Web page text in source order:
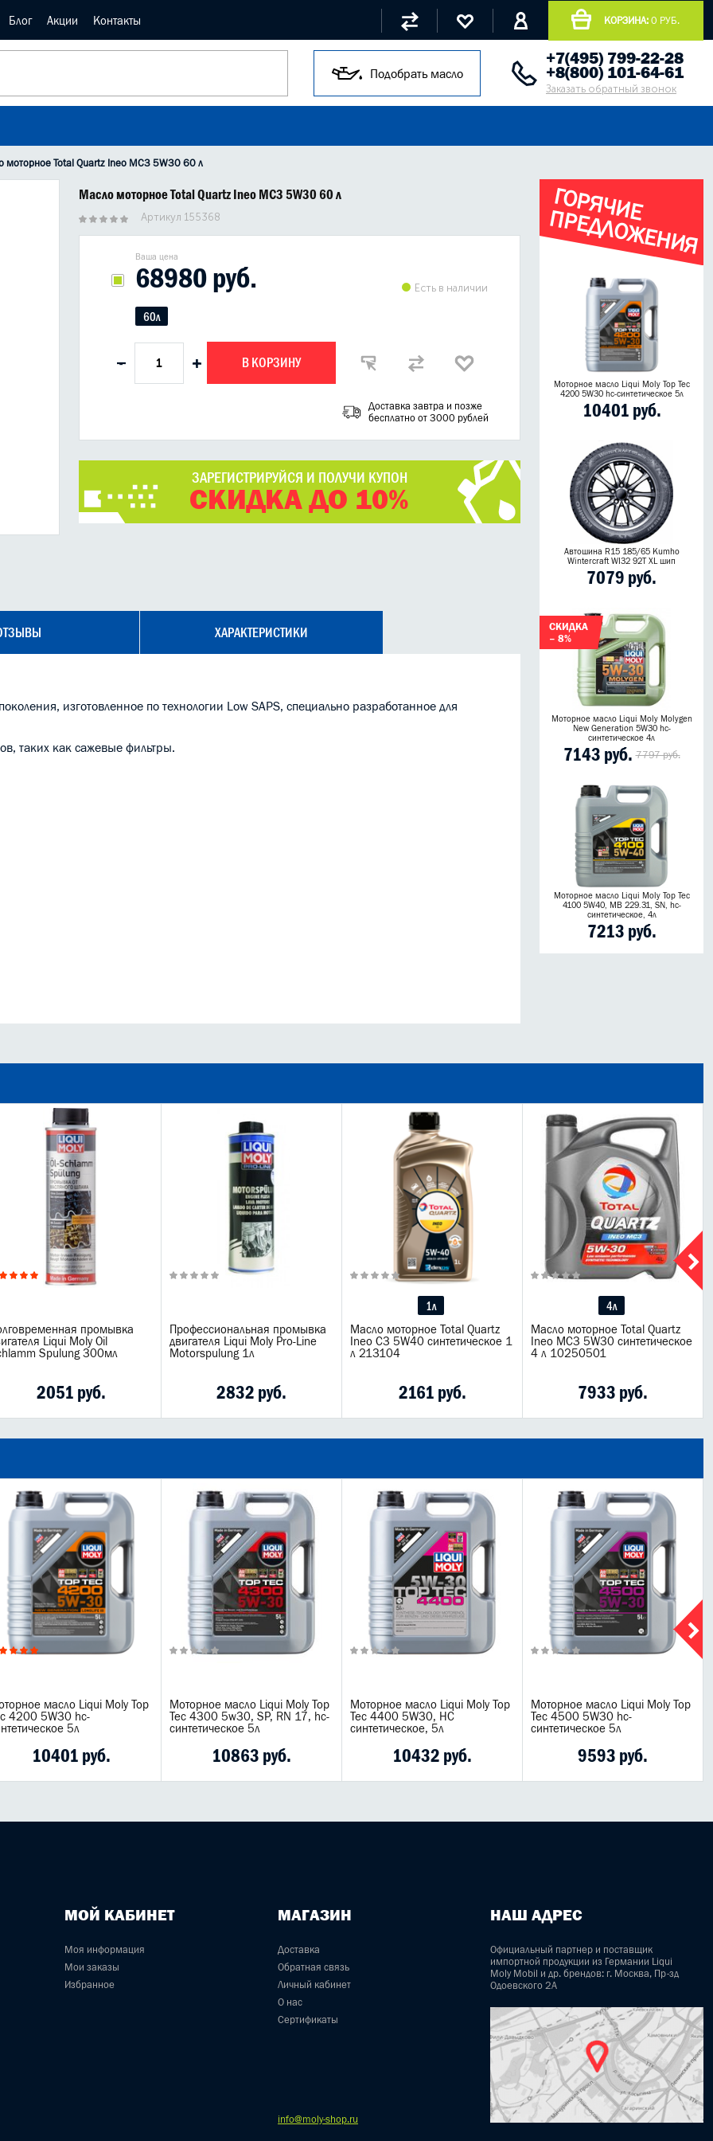
Блог Акции Контакты КОРЗИНА: 0 РУБ.
Подобрать масло
+7(495) 799-22-28
+8(800) 101-64-61
Заказать обратный звонок
моторное Total Quartz Ineo MC3 5W30 60 л
Масло моторное Total Quartz Ineo MC3 5W30 60 л
Артикул 155368
Ваша цена
68980 руб. Есть в наличии
60л
- + В КОРЗИНУ
Доставка завтра и позже
бесплатно от 3000 рублей
ЗАРЕГИСТРИРУЙСЯ И ПОЛУЧИ КУПОН
СКИДКА ДО 10%
ХАРАКТЕРИСТИКИ
изготовленное по технологии Low SAPS, специально разработанное для
таких как сажевые фильтры.
Г
О
Р
Я
Ч
И
Е
П
Р
Е
Д
Л
О
Ж
Е
Н
И
Я
Моторное масло Liqui Moly Top Tec
4200 5W30 hc-синтетическое 5л
10401 руб.
Автошина R15 185/65 Kumho
Wintercraft WI32 92T XL шип
7079 руб.
СКИДКА
– 8%
Моторное масло Liqui Moly Molygen
New Generation 5W30 hc-
синтетическое 4л
7143 руб. 7797 руб.
Моторное масло Liqui Moly Top Tec
4100 5W40, MB 229.31, SN, hc-
синтетическое, 4л
7213 руб.
промывка
Liqui Moly Oil
Spulung 300мл
2051 руб.
Профессиональная промывка
двигателя Liqui Moly Pro-Line
Motorspulung 1л
2832 руб.
1л
Масло моторное Total Quartz
Ineo C3 5W40 синтетическое 1
л 213104
2161 руб.
4л
Масло моторное Total Quartz
Ineo MC3 5W30 синтетическое
4 л 10250501
7933 руб.
масло Liqui Moly Top
4200 5W30 hc-
5л
10401 руб.
Моторное масло Liqui Moly Top
Tec 4300 5w30, SP, RN 17, hc-
синтетическое 5л
10863 руб.
Моторное масло Liqui Moly Top
Tec 4400 5W30, HC
синтетическое, 5л
10432 руб.
Моторное масло Liqui Moly Top
Tec 4500 5W30 hc-
синтетическое 5л
9593 руб.
МОЙ КАБИНЕТ
Моя информация
Мои заказы
Избранное
МАГАЗИН
Доставка
Обратная связь
Личный кабинет
О нас
Сертификаты
НАШ АДРЕС
Официальный партнер и поставщик
импортной продукции из Германии Liqui
Moly Mobil и др. брендов: г. Москва, Пр-зд
Одоевского 2А
info@moly-shop.ru